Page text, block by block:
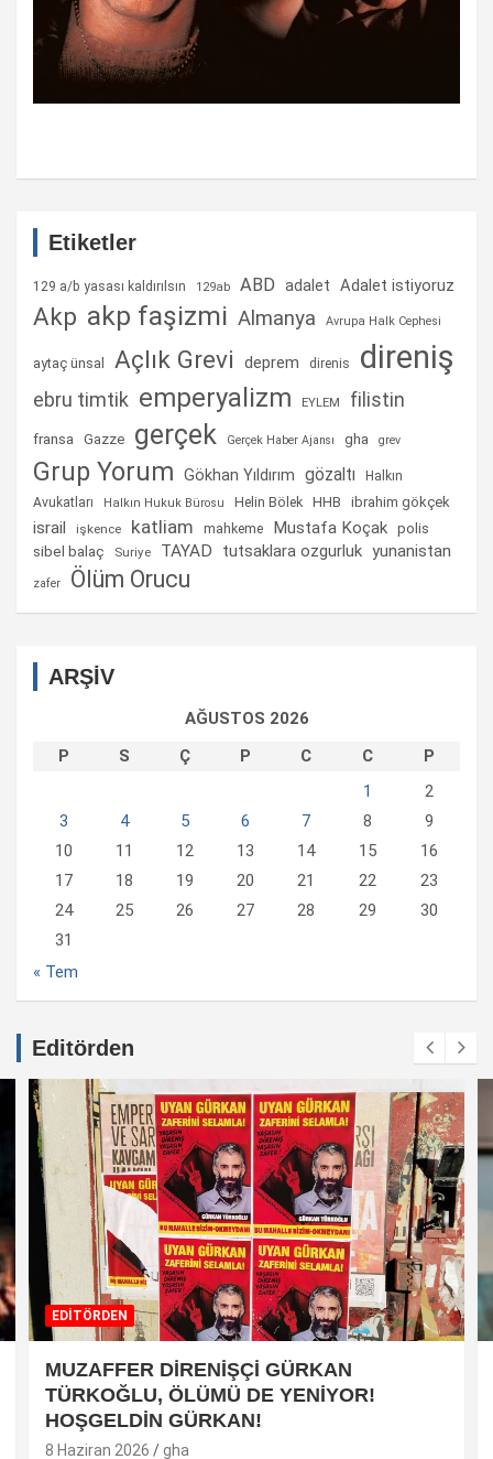
Etiketler
129 a/b yasası kaldırılsın 129ab ABD adalet Adalet istiyoruz
Akp akp faşizmi Almanya Avrupa Halk Cephesi
aytaç ünsal Açlık Grevi deprem direnis direniş
ebru timtik emperyalizm EYLEM filistin
fransa Gazze gerçek Gerçek Haber Ajansı gha grev
Grup Yorum Gökhan Yıldırım gözaltı
Halkın
Avukatları
Halkın Hukuk Bürosu Helin Bölek HHB ibrahim gökçek
israil işkence katliam mahkeme Mustafa Koçak polis
sibel balaç Suriye TAYAD tutsaklara ozgurluk yunanistan
zafer Ölüm Orucu
ARŞİV
AĞUSTOS 2026
P
S Ç P C C
P
1
2
3
4 5 6 7 8
9
10
11 12 13 14 15
16
17
18 19 20 21 22
23
24
25 26 27 28 29
30
31
« Tem
Editörden
EDİTÖRDEN
MUZAFFER DİRENİŞÇİ GÜRKAN
TÜRKOĞLU, ÖLÜMÜ DE YENİYOR!
HOŞGELDİN GÜRKAN!
8 Haziran 2026 gha